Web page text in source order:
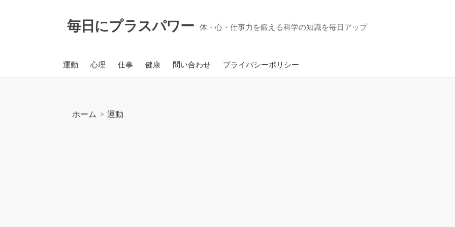
毎日にプラスパワー 体・心・仕事力を鍛える科学の知識を毎日アップ
運動 心理 仕事 健康 問い合わせ プライバシーポリシー
ホーム > 運動